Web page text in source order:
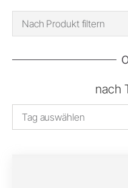
Nach Produkt filtern
nach
Tag auswählen